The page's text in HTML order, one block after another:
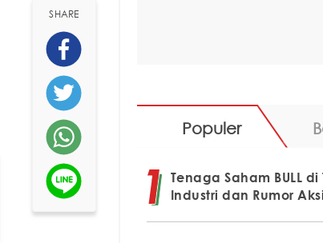
SHARE
Populer
Tenaga Saham BULL
Industri dan Rumor